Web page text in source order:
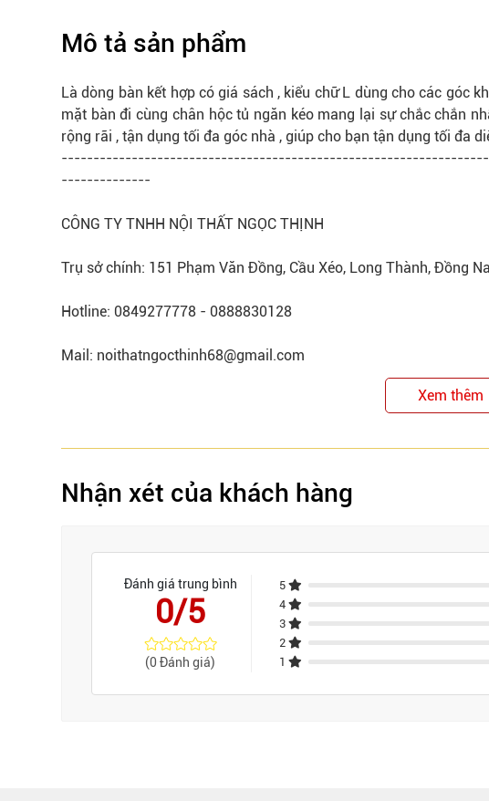
Mô tả sản phẩm
Là dòng bàn kết hợp có giá sách , kiểu chữ L dùng cho các góc
mặt bàn đi cùng chân hộc tủ ngăn kéo mang lại sự chắc chắn
rộng rãi , tận dụng tối đa góc nhà , giúp cho bạn tận dụng tối đa
--------------
CÔNG TY TNHH NỘI THẤT NGỌC THỊNH
Trụ sở chính: 151 Phạm Văn Đồng, Cầu Xéo, Long Thành, Đồng
Hotline: 0849277778 - 0888830128
Mail: noithatngocthinh68@gmail.com
Xem thêm
Nhận xét của khách hàng
Đánh giá trung bình
0/5
(0 Đánh giá)
5
4
3
2
1